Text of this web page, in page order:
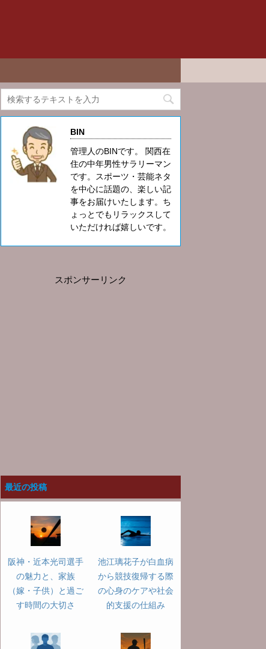
BIN
管理人のBINです。 関西在
住の中年男性サラリーマン
です。スポーツ・芸能ネタ
を中心に話題の、楽しい記
事をお届けいたします。ち
ょっとでもリラックスして
いただければ嬉しいです。
スポンサーリンク
最近の投稿
阪神・近本光司選手
の魅力と、家族
（嫁・子供）と過ご
す時間の大切さ
池江璃花子が白血病
から競技復帰する際
の心身のケアや社会
的支援の仕組み